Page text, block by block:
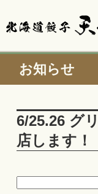
お知らせ
6/25.26 グ
店します！